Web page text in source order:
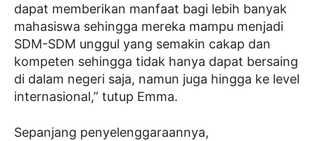
dapat memberikan manfaat bagi lebih banyak
mahasiswa sehingga mereka mampu menjadi
SDM-SDM unggul yang semakin cakap dan
kompeten sehingga tidak hanya dapat bersaing
di dalam negeri saja, namun juga hingga ke level
internasional,” tutup Emma.
Sepanjang penyelenggaraannya,